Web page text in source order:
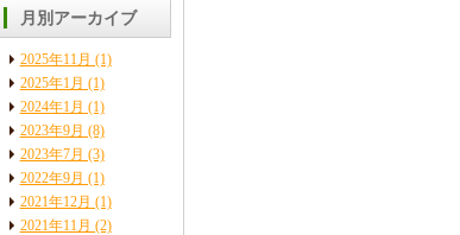
月別アーカイブ
2025年11月 (1)
2025年1月 (1)
2024年1月 (1)
2023年9月 (8)
2023年7月 (3)
2022年9月 (1)
2021年12月 (1)
2021年11月 (2)